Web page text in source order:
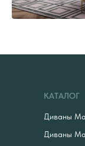
КАТАЛОГ
Диваны
Диваны